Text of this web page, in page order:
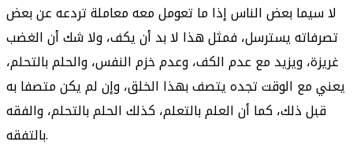
لا سيما بعض الناس إذا ما تعومل معه معاملة تردعه عن بعض
تصرفاته يسترسل، فمثل هذا لا بد أن يكف، ولا شك أن الغضب
غريزة، ويزيد مع عدم الكف، وعدم خزم النفس، والحلم بالتحلم،
يعني مع الوقت تجده يتصف بهذا الخلق، وإن لم يكن متصفا به
قبل ذلك، كما أن العلم بالتعلم، كذلك الحلم بالتحلم، والفقه
بالتفقه.